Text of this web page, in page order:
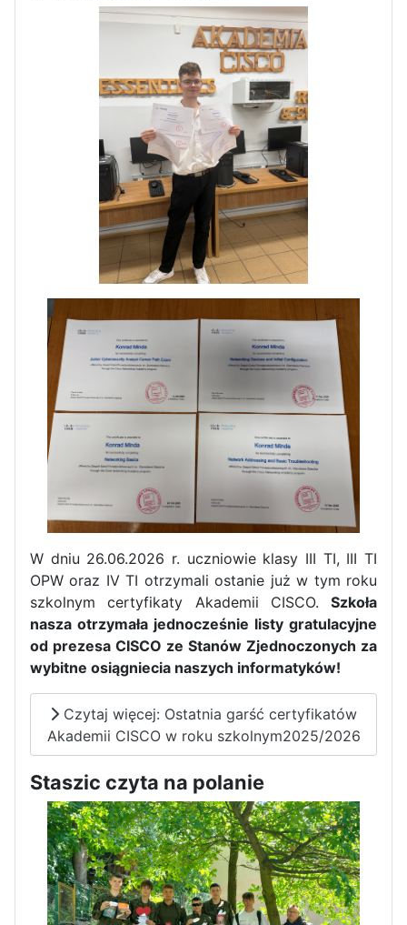
W dniu 26.06.2026 r. uczniowie klasy III TI, III TI
OPW oraz IV TI otrzymali ostanie już w tym roku
szkolnym certyfikaty Akademii CISCO. Szkoła
nasza otrzymała jednocześnie listy gratulacyjne
od prezesa CISCO ze Stanów Zjednoczonych za
wybitne osiągniecia naszych informatyków!
Czytaj więcej: Ostatnia garść certyfikatów
Akademii CISCO w roku szkolnym2025/2026
Staszic czyta na polanie